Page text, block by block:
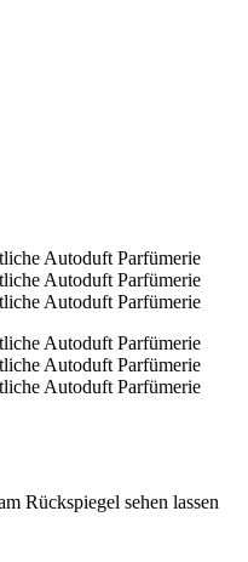
Rückspiegel sehen lassen